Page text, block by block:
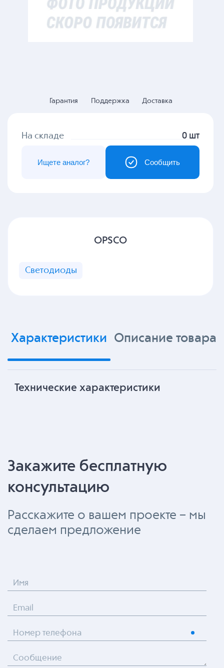
Гарантия Поддержка Доставка
На складе 0 шт
Сообщить
Ищете аналог?
OPSCO
Светодиоды
Характеристики Описание товара
Технические характеристики
Закажите бесплатную
консультацию
Расскажите о вашем проекте – мы
сделаем предложение
Имя
Email
Номер телефона
Сообщение